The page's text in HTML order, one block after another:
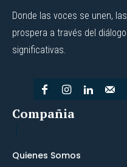
Donde las voces se unen,
prospera a través del
significativas.
Compañia
Quienes Somos